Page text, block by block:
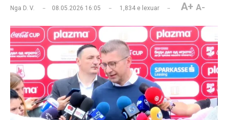
Nga D. V. 08.05.2026 16:05 1,834 e lexuar A+ A-